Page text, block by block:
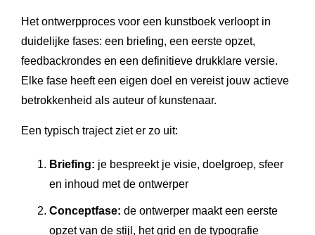
Het ontwerpproces voor een kunstboek verloopt in
duidelijke fases: een briefing, een eerste opzet,
feedbackrondes en een definitieve drukklare versie.
Elke fase heeft een eigen doel en vereist jouw actieve
betrokkenheid als auteur of kunstenaar.
Een typisch traject ziet er zo uit:
Briefing: je bespreekt je visie, doelgroep, sfeer
en inhoud met de ontwerper
Conceptfase: de ontwerper maakt een eerste
opzet van de stijl, het grid en de typografie